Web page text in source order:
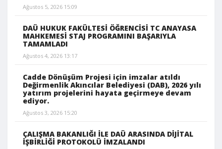
Ağustos 5, 2026 15:09
DAÜ HUKUK FAKÜLTESİ ÖĞRENCİSİ TC ANAYASA
MAHKEMESİ STAJ PROGRAMINI BAŞARIYLA
TAMAMLADI
Ağustos 4, 2026 13:17
Cadde Dönüşüm Projesi için imzalar atıldı
Değirmenlik Akıncılar Belediyesi (DAB), 2026 yılı
yatırım projelerini hayata geçirmeye devam
ediyor.
Ağustos 3, 2026 15:20
ÇALIŞMA BAKANLIĞI İLE DAÜ ARASINDA DİJİTAL
İŞBİRLİĞİ PROTOKOLÜ İMZALANDI